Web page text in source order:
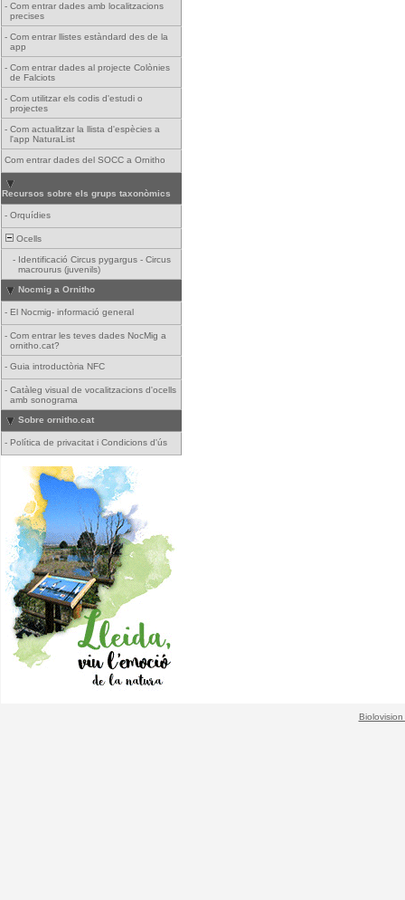
- Com entrar dades amb localitzacions
precises
- Com entrar llistes estàndard des de la
app
- Com entrar dades al projecte Colònies
de Falciots
- Com utilitzar els codis d'estudi o
projectes
- Com actualitzar la llista d'espècies a
l'app NaturaList
Com entrar dades del SOCC a Ornitho
Recursos sobre els grups taxonòmics
- Orquídies
Ocells
- Identificació Circus pygargus - Circus
macrourus (juvenils)
Nocmig a Ornitho
- El Nocmig- informació general
- Com entrar les teves dades NocMig a
ornitho.cat?
- Guia introductòria NFC
- Catàleg visual de vocalitzacions d'ocells
amb sonograma
Sobre ornitho.cat
- Política de privacitat i Condicions d'ús
Biolovision